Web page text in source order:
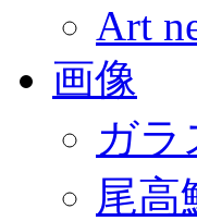
Art
画像
ガラ
尾高